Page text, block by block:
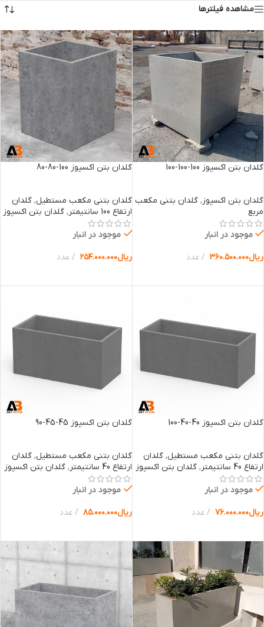
مشاهده فیلترها
گلدان بتن اکسپوز 100-100-100
گلدان بتن اکسپوز , گلدان بتنی مکعب
مربع
موجود در انبار
ریال۳۶۰.۵۰۰.۰۰۰ عدد
گلدان بتن اکسپوز 100-80-80
گلدان بتنی مکعب مستطیل, گلدان
ارتفاع 100 سانتیمتر
, گلدان بتن اکسپوز
موجود در انبار
ریال۲۵۴.۰۰۰.۰۰۰ عدد
گلدان بتن اکسپوز 40-40-100
گلدان بتنی مکعب مستطیل, گلدان
ارتفاع 40 سانتیمتر
, گلدان بتن اکسپوز
موجود در انبار
ریال۷۶.۰۰۰.۰۰۰ عدد
گلدان بتن اکسپوز 45-45-90
گلدان بتنی مکعب مستطیل, گلدان
ارتفاع 40 سانتیمتر
, گلدان بتن اکسپوز
موجود در انبار
ریال۸۵.۰۰۰.۰۰۰ عدد